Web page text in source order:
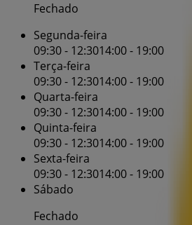
Fechado
Segunda-feira
09:30 - 12:3014:00 - 19:00
Terça-feira
09:30 - 12:3014:00 - 19:00
Quarta-feira
09:30 - 12:3014:00 - 19:00
Quinta-feira
09:30 - 12:3014:00 - 19:00
Sexta-feira
09:30 - 12:3014:00 - 19:00
Sábado
Fechado